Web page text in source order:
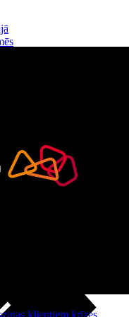
klientiem krīzes